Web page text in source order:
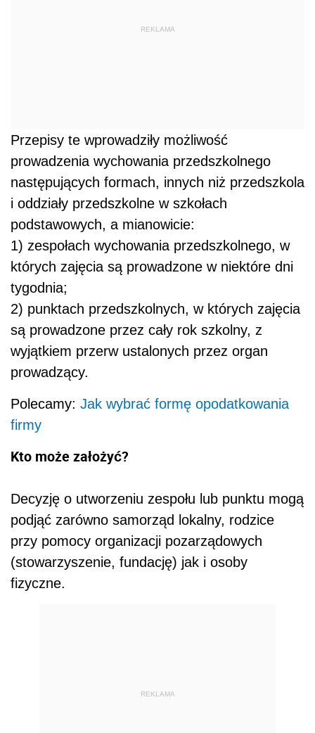
REKLAMA
Przepisy te wprowadziły możliwość
prowadzenia wychowania przedszkolnego
następujących formach, innych niż przedszkola
i oddziały przedszkolne w szkołach
podstawowych, a mianowicie:
1) zespołach wychowania przedszkolnego, w
których zajęcia są prowadzone w niektóre dni
tygodnia;
2) punktach przedszkolnych, w których zajęcia
są prowadzone przez cały rok szkolny, z
wyjątkiem przerw ustalonych przez organ
prowadzący.
Polecamy: Jak wybrać formę opodatkowania
firmy
Kto może założyć?
Decyzję o utworzeniu zespołu lub punktu mogą
podjąć zarówno samorząd lokalny, rodzice
przy pomocy organizacji pozarządowych
(stowarzyszenie, fundację) jak i osoby
fizyczne.
REKLAMA